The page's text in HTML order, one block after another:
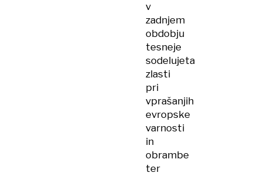
v
zadnjem
obdobju
tesneje
sodelujeta
zlasti
pri
vprašanjih
evropske
varnosti
in
obrambe
ter